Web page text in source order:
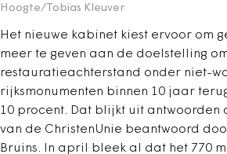
Hoogte/Tobias Kleuver
Het nieuwe kabinet kiest ervoor om
meer te geven aan de doelstelling
restauratieachterstand onder niet-
rijksmonumenten binnen 10 jaar
10 procent. Dat blijkt uit antwoorden
van de ChristenUnie beantwoord
Bruins. In april bleek al dat het 770